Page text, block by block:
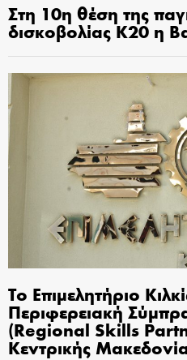
Στη 10η θέση της
δισκοβολίας Κ20 η
Το Επιμελητήριο
Περιφερειακή
(Regional Skills
Κεντρικής